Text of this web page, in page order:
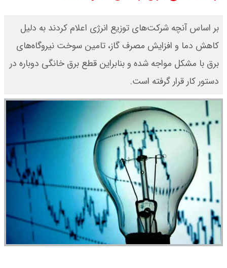
۱۴۰۵ اعلام شد/ طلا بر مدار صعود
قیمت نفت امروز جمعه ۱۶ مرداد ۱۴۰۵
بر اساس آنچه شرکت‌های توزیع انرژی اعلام کردند به دلیل
کاهش دما و افزایش مصرف گاز، تامین سوخت نیروگاه‌های
برق با مشکل مواجه شده و بنابراین قطع برق خانگی دوباره در
دستور کار قرار گرفته است.